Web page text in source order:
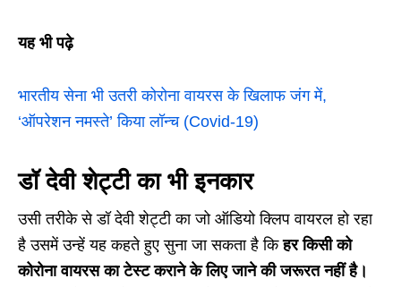
यह भी पढ़े
भारतीय सेना भी उतरी कोरोना वायरस के खिलाफ जंग में,
‘ऑपरेशन नमस्ते’ किया लॉन्च (Covid-19)
डॉ देवी शेट्टी का भी इनकार
उसी तरीके से डॉ देवी शेट्टी का जो ऑडियो क्लिप वायरल हो रहा
है उसमें उन्हें यह कहते हुए सुना जा सकता है किहर किसी को
कोरोना वायरस का टेस्ट कराने के लिए जाने की जरूरत नहीं है।